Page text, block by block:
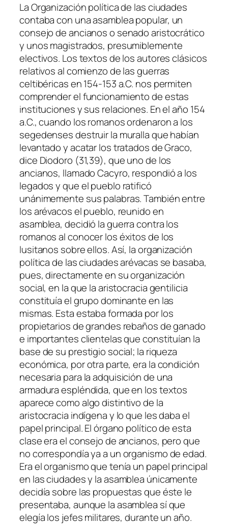
La Organización política de las ciudades
contaba con una asamblea popular, un
consejo de ancianos o senado aristocrático
y unos magistrados, presumiblemente
electivos. Los textos de los autores clásicos
relativos al comienzo de las guerras
celtibéricas en 154-153 a.C. nos permiten
comprender el funcionamiento de estas
instituciones y sus relaciones. En el año 154
a.C., cuando los romanos ordenaron a los
segedenses destruir la muralla que habían
levantado y acatar los tratados de Graco,
dice Diodoro (31,39), que uno de los
ancianos, llamado Cacyro, respondió a los
legados y que el pueblo ratificó
unánimemente sus palabras. También entre
los arévacos el pueblo, reunido en
asamblea, decidió la guerra contra los
romanos al conocer los éxitos de los
lusitanos sobre ellos. Así, la organización
política de las ciudades arévacas se basaba,
pues, directamente en su organización
social, en la que la aristocracia gentilicia
constituía el grupo dominante en las
mismas. Esta estaba formada por los
propietarios de grandes rebaños de ganado
e importantes clientelas que constituían la
base de su prestigio social; la riqueza
económica, por otra parte, era la condición
necesaria para la adquisición de una
armadura espléndida, que en los textos
aparece como algo distintivo de la
aristocracia indígena y lo que les daba el
papel principal. El órgano político de esta
clase era el consejo de ancianos, pero que
no correspondía ya a un organismo de edad.
Era el organismo que tenía un papel principal
en las ciudades y la asamblea únicamente
decidía sobre las propuestas que éste le
presentaba, aunque la asamblea sí que
elegía los jefes militares, durante un año.